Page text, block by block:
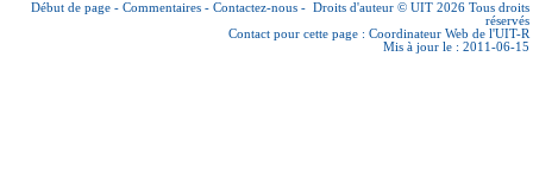
Début de page - Commentaires - Contactez-nous - Droits d'auteur © UIT 2026 Tous droits
réservés
Contact pour cette page : Coordinateur Web de l'UIT-R
Mis à jour le : 2011-06-15